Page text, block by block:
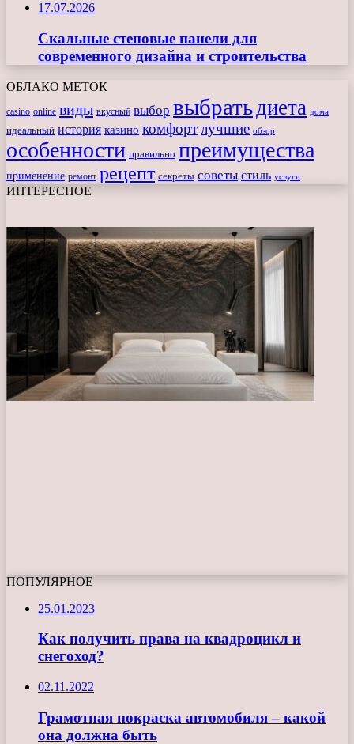
17.07.2026
Скальные стеновые панели для
современного дизайна и строительства
ОБЛАКО МЕТОК
casino online виды вкусный выбор выбрать диета дома
идеальный история казино комфортлучшие обзор
особенности правильно преимущества
применение ремонт рецепт секреты советы стиль услуги
ИНТЕРЕСНОЕ
ПОПУЛЯРНОЕ
25.01.2023
Как получить права на квадроцикл и
снегоход?
02.11.2022
Грамотная покраска автомобиля – какой
она должна быть